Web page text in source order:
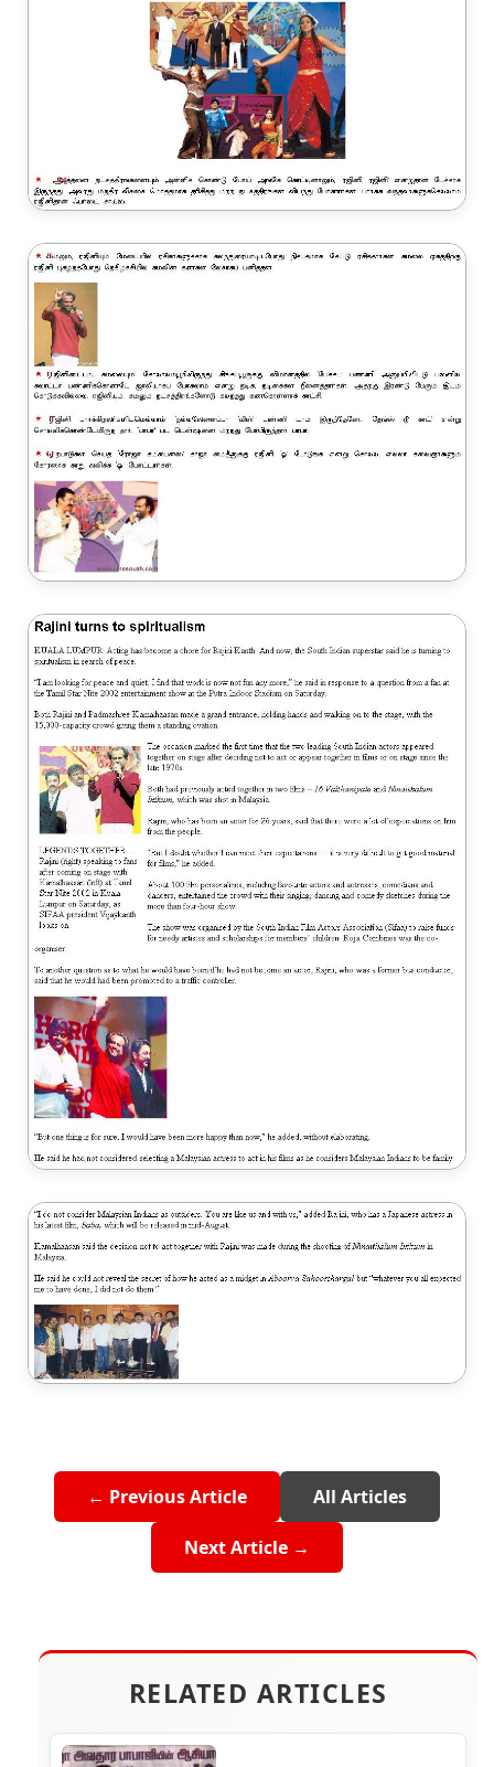
← Previous Article All Articles
Next Article →
RELATED ARTICLES